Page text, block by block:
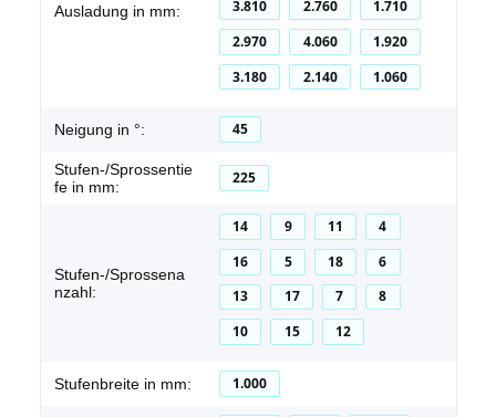
Ausladung in mm:
3.810
2.760
1.710
2.970
4.060
1.920
3.180
2.140 1.060
Neigung in °: 45
Stufen-/Sprossentie
fe in mm:
225
Stufen-/Sprossena
nzahl:
14 9 11
4
16
5 18
6
13
17 7
8
10
15 12
Stufenbreite in mm: 1.000